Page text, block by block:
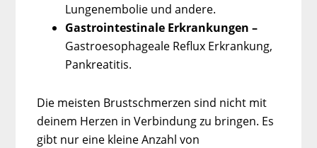
Lungenembolie und andere.
Gastrointestinale Erkrankungen –
Gastroesophageale Reflux Erkrankung,
Pankreatitis.
Die meisten Brustschmerzen sind nicht mit
deinem Herzen in Verbindung zu bringen. Es
gibt nur eine kleine Anzahl von